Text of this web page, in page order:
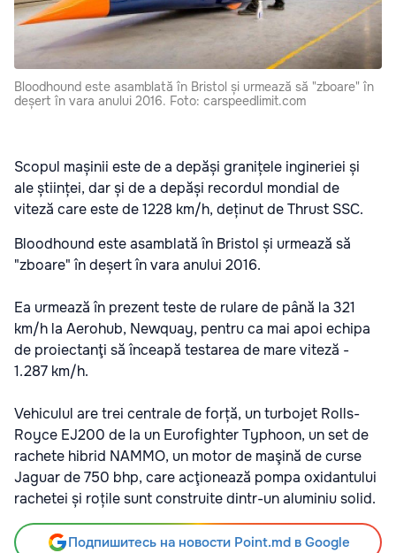
Bloodhound este asamblată în Bristol și urmează să "zboare" în
deșert în vara anului 2016. Foto: carspeedlimit.com
Scopul mașinii este de a depăși granițele ingineriei și
ale științei, dar și de a depăși recordul mondial de
viteză care este de 1228 km/h, deținut de Thrust SSC.
Bloodhound este asamblată în Bristol și urmează să
"zboare" în deșert în vara anului 2016.
Ea urmează în prezent teste de rulare de până la 321
km/h la Aerohub, Newquay, pentru ca mai apoi echipa
de proiectanţi să înceapă testarea de mare viteză -
1.287 km/h.
Vehiculul are trei centrale de forță, un turbojet Rolls-
Royce EJ200 de la un Eurofighter Typhoon, un set de
rachete hibrid NAMMO, un motor de maşină de curse
Jaguar de 750 bhp, care acţionează pompa oxidantului
rachetei și roțile sunt construite dintr-un aluminiu solid.
Подпишитесь на новости Point.md в Google